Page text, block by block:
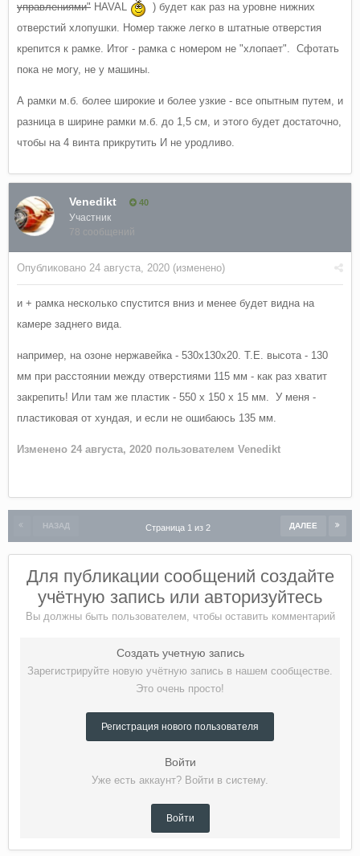
управлениями" HAVAL
) будет как раз на уровне нижних
отверстий хлопушки. Номер также легко в штатные отверстия
крепится к рамке. Итог - рамка с номером не "хлопает". Сфотать
пока не могу, не у машины.
А рамки м.б. более широкие и более узкие - все опытным путем, и
разница в ширине рамки м.б. до 1,5 см, и этого будет достаточно,
чтобы на 4 винта прикрутить И не уродливо.
Venedikt 40
Участник
78 сообщений
Опубликовано 24 августа, 2020 (изменено)
и + рамка несколько спустится вниз и менее будет видна на
камере заднего вида.
например, на озоне нержавейка - 530х130х20. Т.Е. высота - 130
мм при расстоянии между отверстиями 115 мм - как раз хватит
закрепить! Или там же пластик - 550 x 150 x 15 мм. У меня -
пластиковая от хундая, и если не ошибаюсь 135 мм.
Изменено 24 августа, 2020 пользователем Venedikt
НАЗАД ДАЛЕЕ
Страница 1 из 2
Для публикации сообщений создайте
учётную запись или авторизуйтесь
Вы должны быть пользователем, чтобы оставить комментарий
Создать учетную запись
Зарегистрируйте новую учётную запись в нашем сообществе.
Это очень просто!
Регистрация нового пользователя
Войти
Уже есть аккаунт? Войти в систему.
Войти